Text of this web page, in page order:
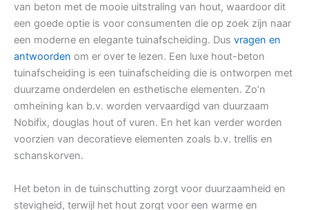
van beton met de mooie uitstraling van hout, waardoor dit
een goede optie is voor consumenten die op zoek zijn naar
een moderne en elegante tuinafscheiding. Dus vragen en
antwoorden om er over te lezen. Een luxe hout-beton
tuinafscheiding is een tuinafscheiding die is ontworpen met
duurzame onderdelen en esthetische elementen. Zo’n
omheining kan b.v. worden vervaardigd van duurzaam
Nobifix, douglas hout of vuren. En het kan verder worden
voorzien van decoratieve elementen zoals b.v. trellis en
schanskorven.
Het beton in de tuinschutting zorgt voor duurzaamheid en
stevigheid, terwijl het hout zorgt voor een warme en